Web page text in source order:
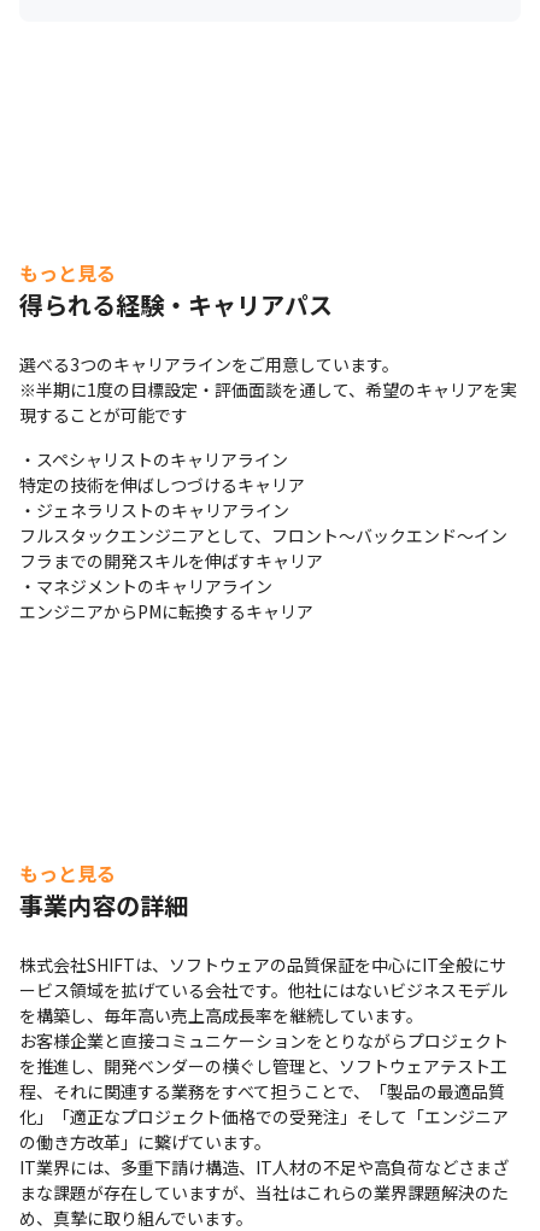
・昇給率年平均10.4％、プロセスも評価！
・産育休取得＆復職率100%
・介護休業制度や選択制確定拠出年金制度などライフプラ
ンに合わせたユニークな福利厚生もご用意
・70歳定年制で、年齢を理由にキャリアを諦めなくてよ
いのも、SHIFTの当社の魅力！
「お金だけじゃなく、やりがいだけじゃなく、その両方。
ご家族や恋人、大切な人に誇れる仕事をしよう」
HPにも掲載されている代表の丹下の考え方です。
https://recruit.shiftinc.jp/message/
もっと見る
得られる経験・キャリアパス
選べる3つのキャリアラインをご用意しています。
※半期に1度の目標設定・評価面談を通して、希望のキャリアを実
現することが可能です
・スペシャリストのキャリアライン
特定の技術を伸ばしつづけるキャリア
・ジェネラリストのキャリアライン
フルスタックエンジニアとして、フロント～バックエンド～イン
フラまでの開発スキルを伸ばすキャリア
・マネジメントのキャリアライン
エンジニアからPMに転換するキャリア
もっと見る
事業内容の詳細
株式会社SHIFTは、ソフトウェアの品質保証を中心にIT全般にサ
ービス領域を拡げている会社です。他社にはないビジネスモデル
を構築し、毎年高い売上高成長率を継続しています。
お客様企業と直接コミュニケーションをとりながらプロジェクト
を推進し、開発ベンダーの横ぐし管理と、ソフトウェアテスト工
程、それに関連する業務をすべて担うことで、「製品の最適品質
化」「適正なプロジェクト価格での受発注」そして「エンジニア
の働き方改革」に繋げています。
IT業界には、多重下請け構造、IT人材の不足や高負荷などさまざ
まな課題が存在していますが、当社はこれらの業界課題解決のた
め、真摯に取り組んでいます。